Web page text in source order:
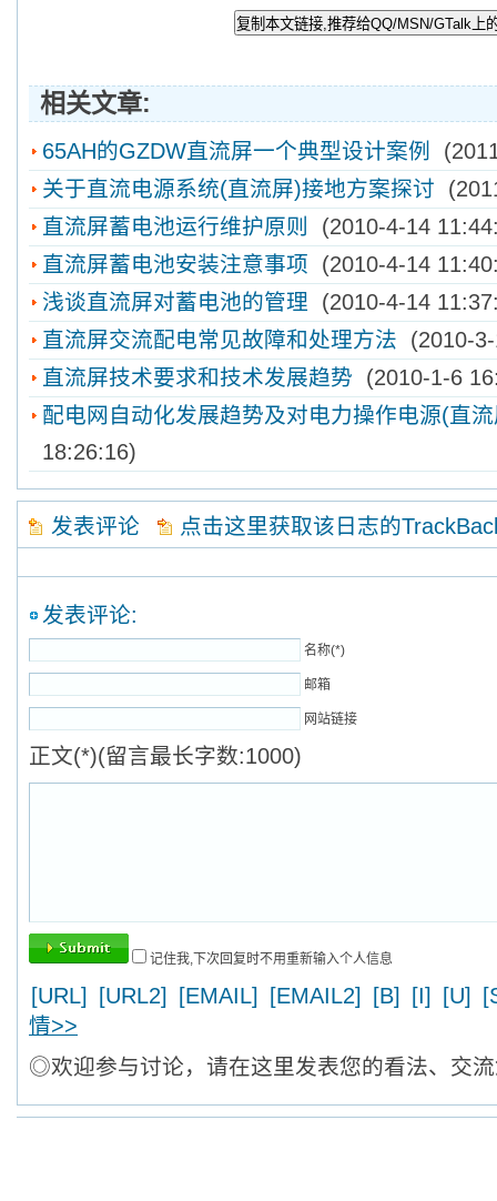
相关文章:
65AH的GZDW直流屏一个典型设计案例
关于直流电源系统(直流屏)接地方案探讨
直流屏蓄电池运行维护原则
(2010-4-14
直流屏蓄电池安装注意事项 (2010-4-14
浅谈直流屏对蓄电池的管理 (2010-4-14
直流屏交流配电常见故障和处理方法 (2010-
直流屏技术要求和技术发展趋势 (2010-1-6
配电网自动化发展趋势及对电力操作电源(直
18:26:16)
发表评论 点击这里获取该日志的
发表评论:
名称(*)
邮箱
网站链接
正文(*)(留言最长字数:1000)
记住我,下次回复时不用重新输入个人信息
[URL] [URL2] [EMAIL] [EMAIL2] [B] [I] [U]
情>>
◎欢迎参与讨论，请在这里发表您的看法、交